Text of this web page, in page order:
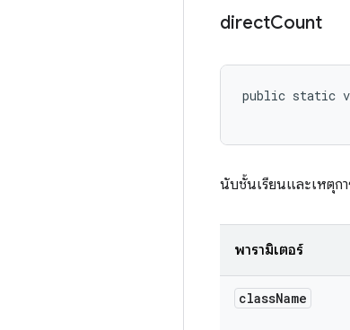
directCount
public static
นับชั้นเรียนและเหตุก
พารามิเตอร์
className